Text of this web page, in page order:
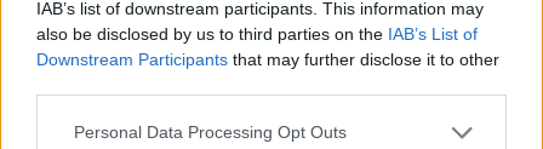
IAB’s list of downstream participants. This information may
also be disclosed by us to third parties on the IAB’s List of
Downstream Participants that may further disclose it to other
Please note that this website/app uses one or more Google
Personal Data Processing Opt Outs
Komoly gondokat látok, ez a csapat lefelé megy,
lépnie kell Rossinak és/vagy a válogatás vagy a
játékrendszer terén valami újat kitalálni. – 27%
félidőben, ha azok bemennek, fordítva is